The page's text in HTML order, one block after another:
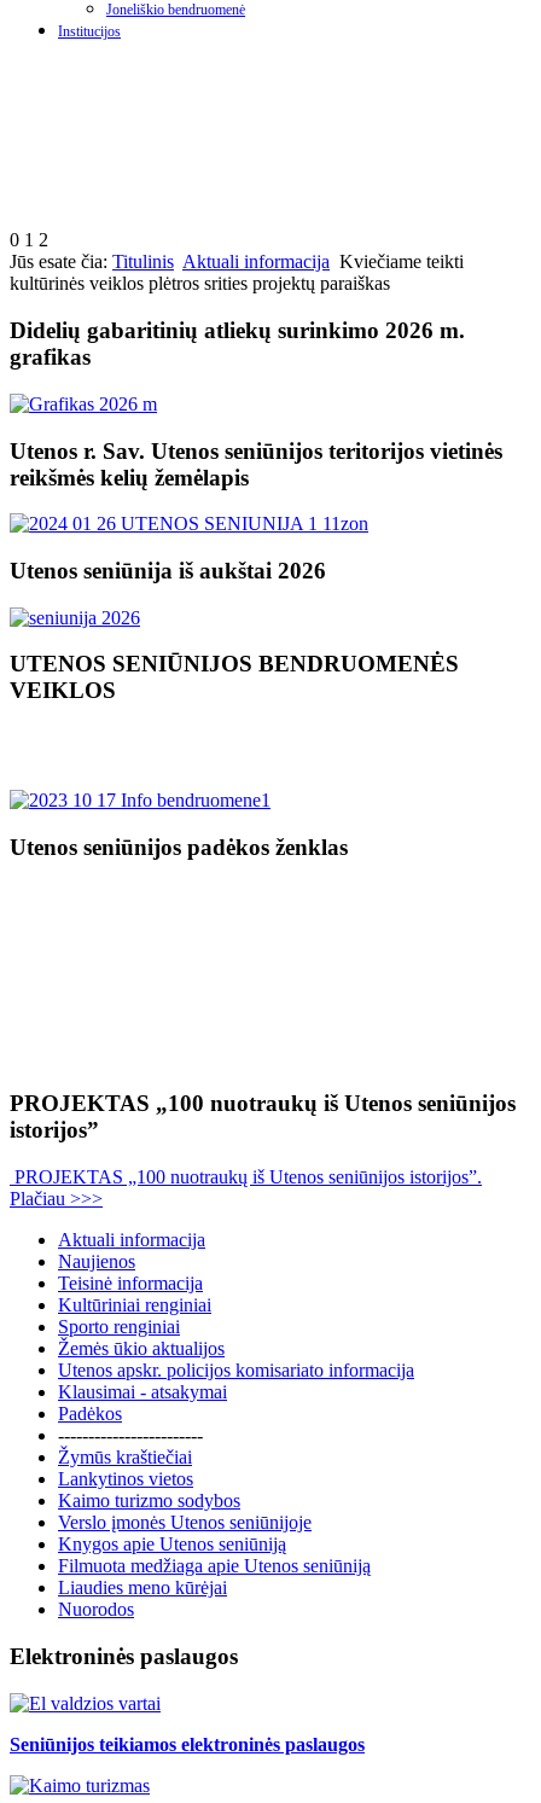
Joneliškio bendruomenė
Institucijos
0 1 2
Jūs esate čia: Titulinis Aktuali informacija Kviečiame teikti
kultūrinės veiklos plėtros srities projektų paraiškas
Didelių gabaritinių atliekų surinkimo 2026 m.
grafikas
Utenos r. Sav. Utenos seniūnijos teritorijos vietinės
reikšmės kelių žemėlapis
Utenos seniūnija iš aukštai 2026
UTENOS SENIŪNIJOS BENDRUOMENĖS
VEIKLOS
Utenos seniūnijos padėkos ženklas
PROJEKTAS „100 nuotraukų iš Utenos seniūnijos
istorijos”
PROJEKTAS „100 nuotraukų iš Utenos seniūnijos istorijos”.
Plačiau >>>
Aktuali informacija
Naujienos
Teisinė informacija
Kultūriniai renginiai
Sporto renginiai
Žemės ūkio aktualijos
Utenos apskr. policijos komisariato informacija
Klausimai - atsakymai
Padėkos
------------------------
Žymūs kraštiečiai
Lankytinos vietos
Kaimo turizmo sodybos
Verslo įmonės Utenos seniūnijoje
Knygos apie Utenos seniūniją
Filmuota medžiaga apie Utenos seniūniją
Liaudies meno kūrėjai
Nuorodos
Elektroninės paslaugos
Seniūnijos teikiamos elektroninės paslaugos